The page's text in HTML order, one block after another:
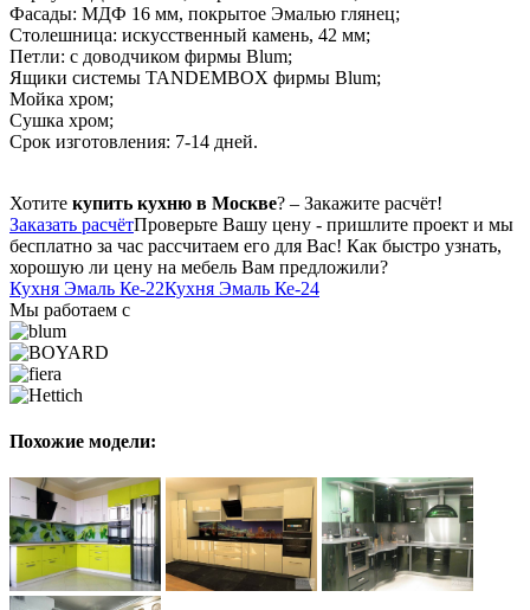
Фасады: МДФ 16 мм, покрытое Эмалью глянец;
Столешница: искусственный камень, 42 мм;
Петли: с доводчиком фирмы Blum;
Ящики системы TANDEMBOX фирмы Blum;
Мойка хром;
Сушка хром;
Срок изготовления: 7-14 дней.
Хотите купить кухню в Москве? – Закажите расчёт!
Заказать расчётПроверьте Вашу цену - пришлите проект и мы
бесплатно за час рассчитаем его для Вас! Как быстро узнать,
хорошую ли цену на мебель Вам предложили?
Кухня Эмаль Ке-22Кухня Эмаль Ке-24
Мы работаем с
Похожие модели: